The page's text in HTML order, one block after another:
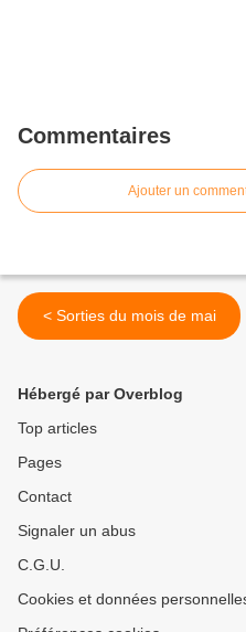
Commentaires
Ajouter un
< Sorties du mois de mai
Hébergé par Overblog
Top articles
Pages
Contact
Signaler un abus
C.G.U.
Cookies et données